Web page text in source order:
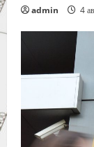
admin 4